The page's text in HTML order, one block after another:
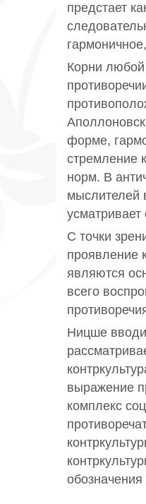
предстает
Корни любой
форме,
стремление
норм. В
мыслителей
усматривает
С точки
проявление
являются
всего
Ницше
выражение
комплекс